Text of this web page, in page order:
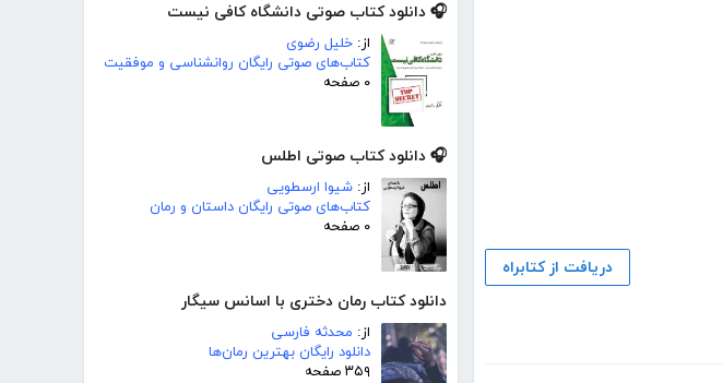
🎧 دانلود کتاب صوتی دانشگاه کافی نیست
از: خلیل رضوی
کتاب‌های صوتی رایگان روانشناسی و موفقیت
۰ صفحه
🎧 دانلود کتاب صوتی اطلس
از: شیوا ارسطویی
کتاب‌های صوتی رایگان داستان و رمان
۰ صفحه
دانلود کتاب رمان دختری با اسانس سیگار
از: محدثه فارسی
دانلود رایگان بهترین رمان‌ها
۳۵۹ صفحه
دریافت از کتابراه